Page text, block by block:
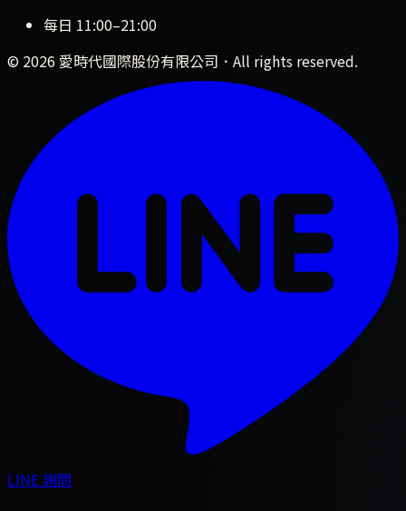
每日 11:00–21:00
© 2026 愛時代國際股份有限公司 ．All rights reserved.
LINE 詢問